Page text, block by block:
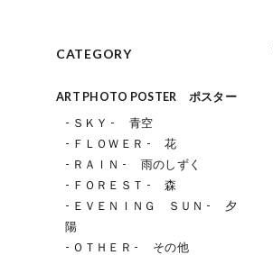
CATEGORY
ART PHOTO POSTER ポスター
- ＳＫＹ - 青空
- ＦＬＯＷＥＲ - 花
- ＲＡＩＮ - 雨のしずく
- ＦＯＲＥＳＴ - 森
- ＥＶＥＮＩＮＧ ＳＵＮ - 夕
陽
- ＯＴＨＥＲ - その他